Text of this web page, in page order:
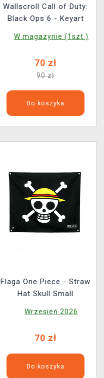
Wallscroll Call of Duty:
Black Ops 6 - Keyart
W magazynie (1szt.)
70 zł
90 zł
Do koszyka
Flaga One Piece - Straw
Hat Skull Small
Wrzesień 2026
70 zł
Do koszyka